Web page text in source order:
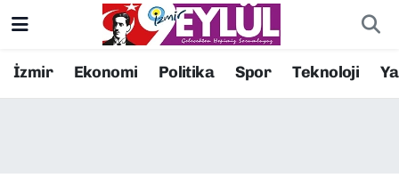
İzmir Ekonomi Politika Spor Teknoloji
Resmi İlanlar
Konak Nöbetçi Eczaneler